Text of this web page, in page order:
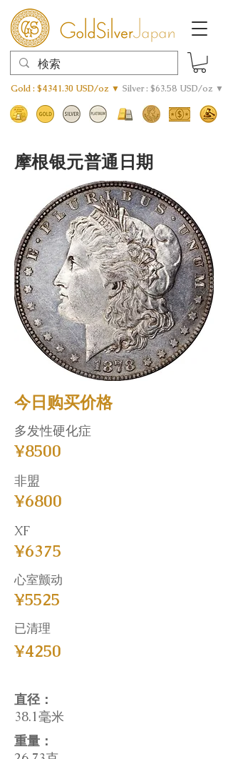
Gold : $4341.30 USD/oz ▼ Silver : $63.58 USD/oz ▼
摩根银元普通日期
今日购买价格
多发性硬化症
¥8500
非盟
¥6800
XF
¥6375
心室颤动
¥5525
已清理
¥4250
直径：
38.1毫米
重量：